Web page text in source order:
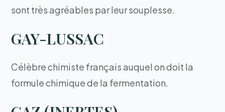
sont très agréables par leur souplesse.
GAY-LUSSAC
Célèbre chimiste français auquel on doit la
formule chimique de la fermentation.